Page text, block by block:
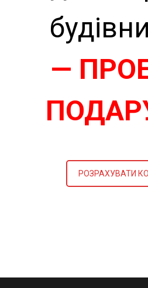
—
РОЗРАХУВАТИ